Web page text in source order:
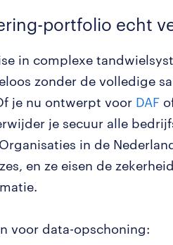
portfolio echt
in complexe
zonder de volledige
je nu ontwerpt voor DAF
je secuur alle
in de
en ze eisen de
voor data-opschoning: